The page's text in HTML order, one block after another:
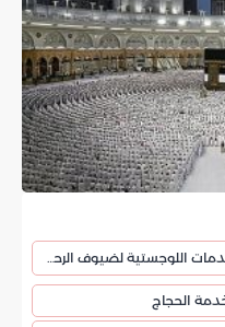
مبادرة حاج بلا حقيبة: ثورة تقنية في الخدمات اللوجستية لضيوف الرحمن
الحجاج